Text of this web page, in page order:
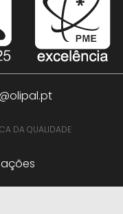
DA QUALIDADE